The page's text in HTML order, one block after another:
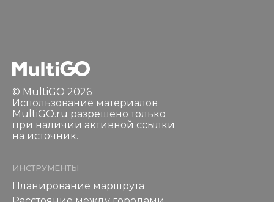
© MultiGO 2026
Использование материалов
MultiGO.ru разрешено только
при наличии активной ссылки
на источник.
ИНСТРУМЕНТЫ
Планирование маршрута